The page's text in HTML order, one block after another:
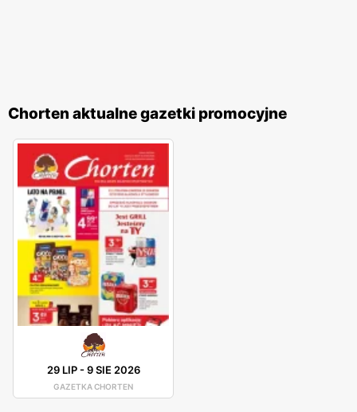
Chorten aktualne gazetki promocyjne
29 LIP-9 SIE 2026
GAZETKA CHORTEN